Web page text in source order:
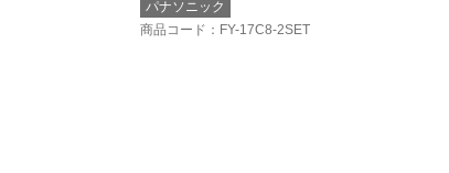
パナソニック
商品コード ：FY-17C8-2SET